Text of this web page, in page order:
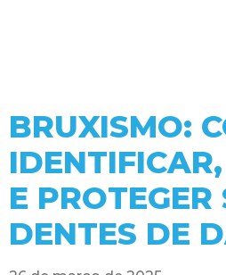
BRUXISMO:
E PROTEGER
DENTES DE